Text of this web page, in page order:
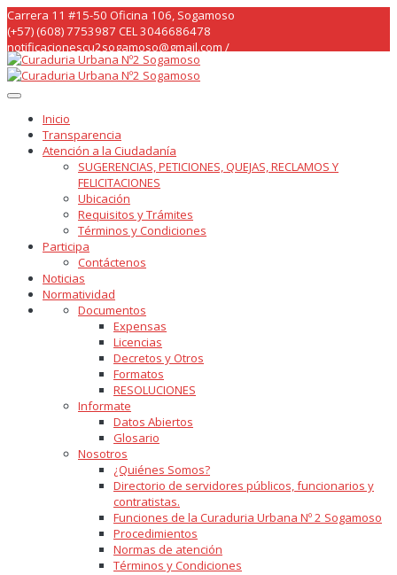
Skip
to
content
Carrera 11 #15-50 Oficina 106, Sogamoso
(+57) (608) 7753987 CEL 3046686478
notificacionescu2sogamoso@gmail.com /
curaduria2sogamoso@gmail.com /
Inicio
Transparencia
Atención a la Ciudadanía
SUGERENCIAS, PETICIONES, QUEJAS, RECLAMOS Y
FELICITACIONES
Ubicación
Requisitos y Trámites
Términos y Condiciones
Participa
Contáctenos
Noticias
Normatividad
Documentos
Expensas
Licencias
Decretos y Otros
Formatos
RESOLUCIONES
Informate
Datos Abiertos
Glosario
Nosotros
¿Quiénes Somos?
Directorio de servidores públicos, funcionarios y
contratistas.
Funciones de la Curaduria Urbana Nº 2 Sogamoso
Procedimientos
Normas de atención
Términos y Condiciones